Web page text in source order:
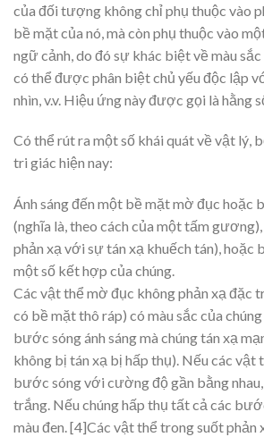
của đối tượng không chỉ phụ thuộc vào
bề mặt của nó, mà còn phụ thuộc vào
ngữ cảnh, do đó sự khác biệt về màu
có thể được phân biệt chủ yếu độc lập
nhìn, v.v. Hiệu ứng này được gọi là hằng
Có thể rút ra một số khái quát về vật lý,
tri giác hiện nay:
Ánh sáng đến một bề mặt mờ đục hoặc
(nghĩa là, theo cách của một tấm
phản xạ với sự tán xạ khuếch tán), hoặc
một số kết hợp của chúng.
Các vật thể mờ đục không phản xạ đặc
có bề mặt thô ráp) có màu sắc của
bước sóng ánh sáng mà chúng tán xạ
không bị tán xạ bị hấp thụ). Nếu các vật
bước sóng với cường độ gần bằng nhau,
trắng. Nếu chúng hấp thụ tất cả các
màu đen. [4]Các vật thể trong suốt phản